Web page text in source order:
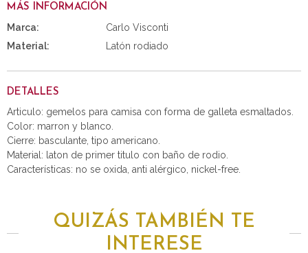
MÁS INFORMACIÓN
Marca:
Carlo Visconti
Material:
Latón rodiado
DETALLES
Articulo: gemelos para camisa con forma de galleta esmaltados.
Color: marron y blanco.
Cierre: basculante, tipo americano.
Material: laton de primer titulo con baño de rodio.
Características: no se oxida, anti alérgico, nickel-free.
QUIZÁS TAMBIÉN TE
INTERESE